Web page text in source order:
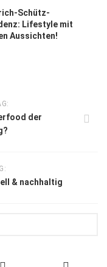
Schütz-
Lifestyle mit
Aussichten!
der
& nachhaltig